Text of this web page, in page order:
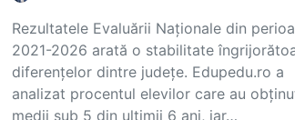
Rezultatele Evaluării Naționale din
2021-2026 arată o stabilitate
diferențelor dintre județe. Edupedu.ro a
analizat procentul elevilor care au
medii sub 5 din ultimii 6 ani, iar…